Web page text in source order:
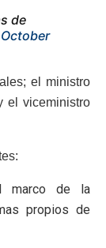
de
October
el ministro
el viceministro
marco de la
propios de